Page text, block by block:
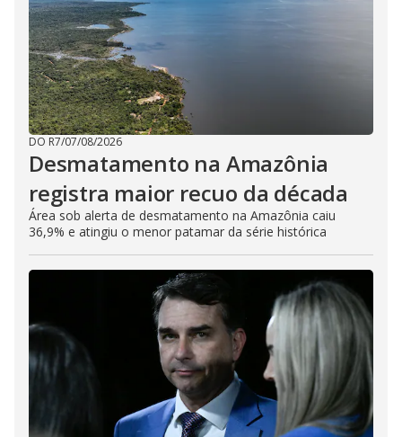
DO R7/07/08/2026
Desmatamento na Amazônia
registra maior recuo da década
Área sob alerta de desmatamento na Amazônia caiu
36,9% e atingiu o menor patamar da série histórica